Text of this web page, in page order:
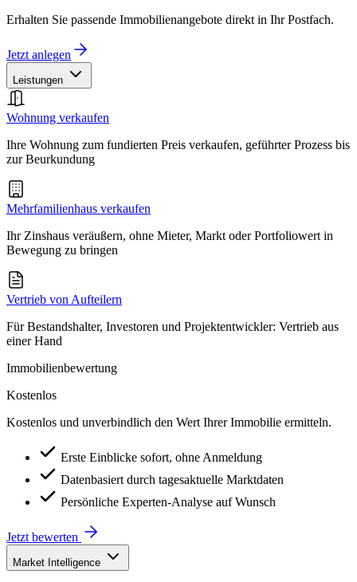
Erhalten Sie passende Immobilienangebote direkt in Ihr Postfach.
Jetzt anlegen
Leistungen
Wohnung verkaufen
Ihre Wohnung zum fundierten Preis verkaufen, geführter Prozess bis
zur Beurkundung
Mehrfamilienhaus verkaufen
Ihr Zinshaus veräußern, ohne Mieter, Markt oder Portfoliowert in
Bewegung zu bringen
Vertrieb von Aufteilern
Für Bestandshalter, Investoren und Projektentwickler: Vertrieb aus
einer Hand
Immobilienbewertung
Kostenlos
Kostenlos und unverbindlich den Wert Ihrer Immobilie ermitteln.
Erste Einblicke sofort, ohne Anmeldung
Datenbasiert durch tagesaktuelle Marktdaten
Persönliche Experten-Analyse auf Wunsch
Jetzt bewerten
Market Intelligence